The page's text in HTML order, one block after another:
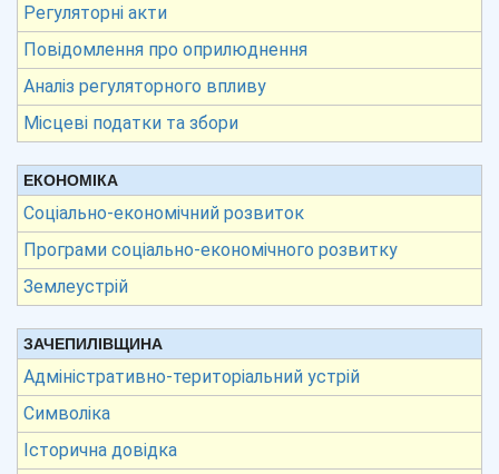
Регуляторні акти
Повідомлення про оприлюднення
Аналіз регуляторного впливу
Місцеві податки та збори
ЕКОНОМІКА
Соціально-економічний розвиток
Програми соціально-економічного розвитку
Землеустрій
ЗАЧЕПИЛІВЩИНА
Адміністративно-територіальний устрій
Символіка
Історична довідка